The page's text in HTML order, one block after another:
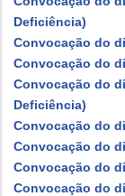
Deficiência)
Convocação do
Convocação do
Convocação do
Deficiência)
Convocação do
Convocação do
Convocação do
Convocação do